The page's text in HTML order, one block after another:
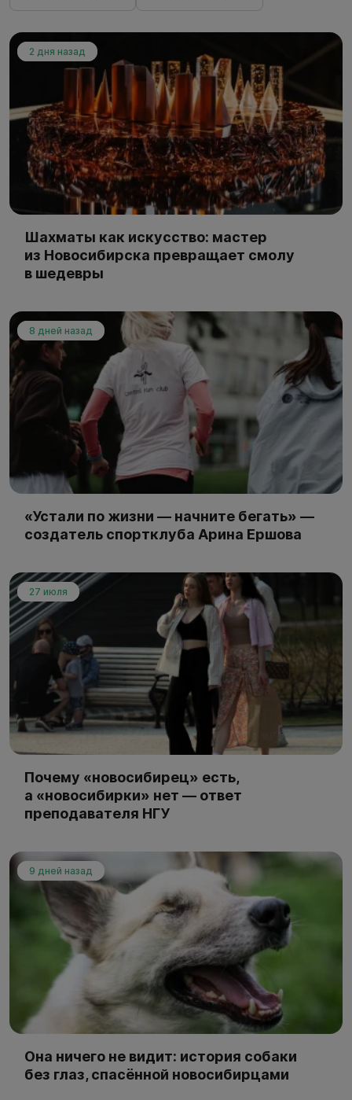
2 дня назад
Шахматы как искусство: мастер
из Новосибирска превращает смолу
в шедевры
8 дней назад
«Устали по жизни — начните бегать» —
создатель спортклуба Арина Ершова
27 июля
Почему «новосибирец» есть,
а «новосибирки» нет — ответ
преподавателя НГУ
9 дней назад
Она ничего не видит: история собаки
без глаз, спасённой новосибирцами